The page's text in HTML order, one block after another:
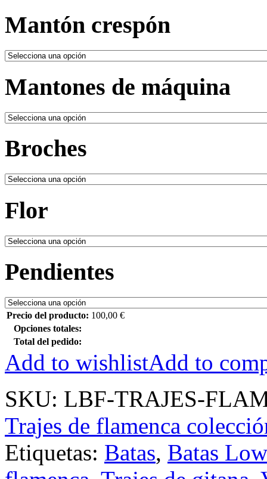
Mantón crespón
Mantones de máquina
Broches
Flor
Pendientes
Precio del producto: 100,00 €
Opciones totales:
Total del pedido:
Add to wishlistAdd to
SKU: LBF-TRAJES-
Trajes de flamenca
Etiquetas: Batas, Batas